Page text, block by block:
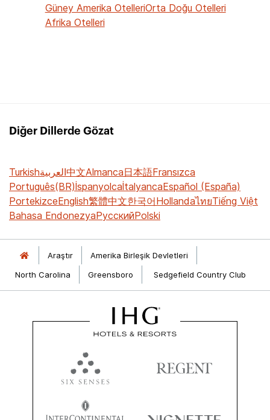
Güney Amerika OtelleriOrta Doğu Otelleri
Afrika Otelleri
Diğer Dillerde Gözat
Turkishالعربية中文Almanca日本語Fransızca
Português(BR)İspanyolcaİtalyancaEspañol (España)
PortekizceEnglish繁體中文한국어HollandaไทยTiếng Việt
Bahasa EndonezyaРусскийPolski
Araştır
Amerika Birleşik Devletleri
North Carolina
Greensboro Sedgefield Country Club